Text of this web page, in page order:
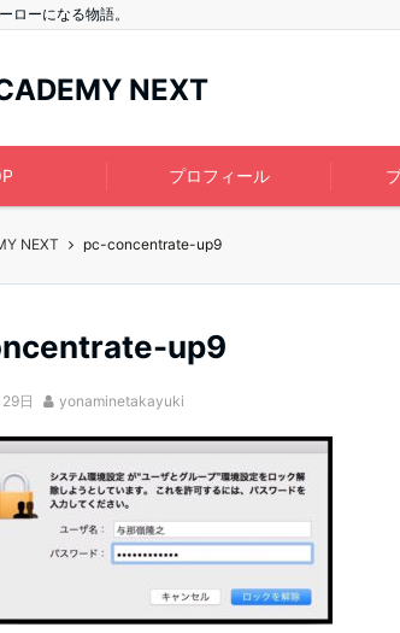
ローになる物語。
NEXT
プロフィール
NEXT pc-concentrate-up9
up9
日 yonaminetakayuki